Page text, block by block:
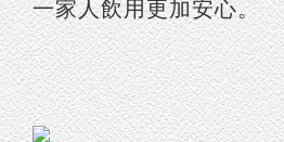
一家人飲用更加安心。